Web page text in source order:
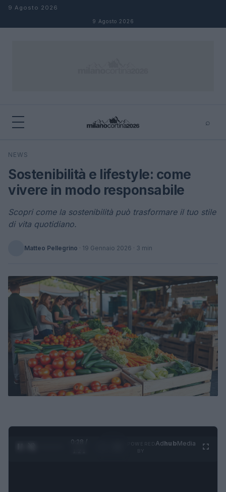
Salta al contenuto
9 Agosto 2026
9 Agosto 2026
⌕
Cerca
NEWS
Sostenibilità e lifestyle: come
vivere in modo responsabile
Scopri come la sostenibilità può trasformare il tuo stile
di vita quotidiano.
Matteo Pellegrino · 19 Gennaio 2026 · 3 min
0:29 /
AdhubMedia